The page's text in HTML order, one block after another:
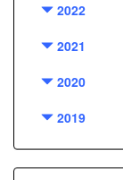
2022
2021
2020
2019